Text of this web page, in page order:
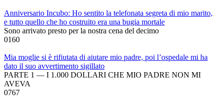
Anniversario Incubo: Ho sentito la telefonata segreta di mio marito,
e tutto quello che ho costruito era una bugia mortale
Sono arrivato presto per la nostra cena del decimo
0160
Mia moglie si è rifiutata di aiutare mio padre, poi l’ospedale mi ha
dato il suo avvertimento sigillato
PARTE 1 — I 1.000 DOLLARI CHE MIO PADRE NON MI
AVEVA
0767